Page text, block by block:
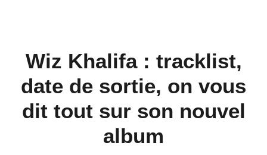
Wiz Khalifa : tracklist,
date de sortie, on vous
dit tout sur son nouvel
album